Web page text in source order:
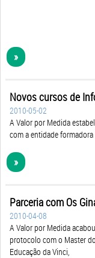
»
Novos cursos de
2010-05-02
A Valor por Medida
com a entidade formadora
»
Parceria com Os
2010-04-08
A Valor por Medida
protocolo com o Master
Educação da Vinci,